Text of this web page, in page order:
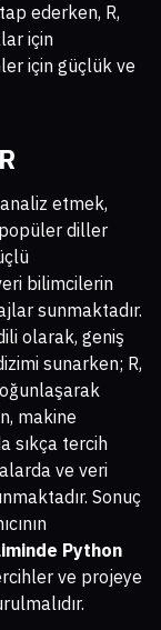
ederken, R,
için
için güçlük ve
etmek,
diller
bilimcilerin
sunmaktadır.
olarak, geniş
sunarken; R,
makine
sıkça tercih
ve veri
Sonuç
Python
ve projeye